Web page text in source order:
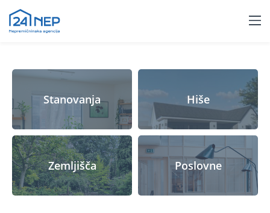
Stanovanja Hiše
Zemljišča Poslovne